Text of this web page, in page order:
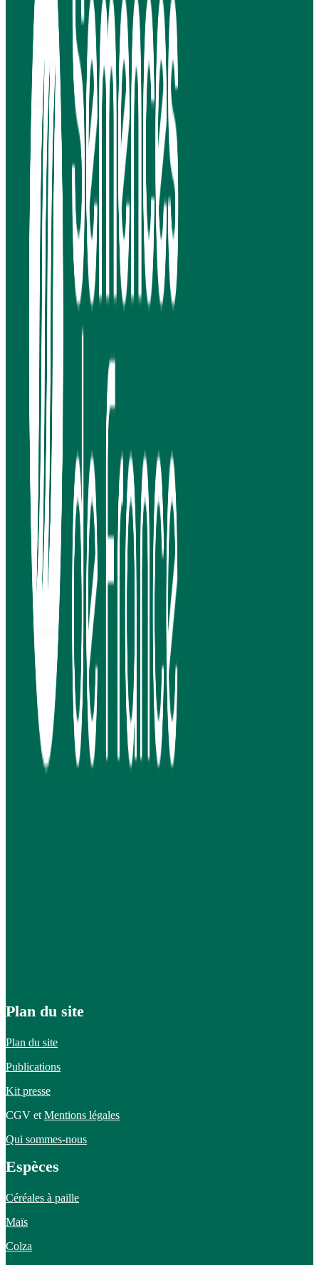
Plan du site
Plan du site
Publications
Kit presse
CGV et Mentions légales
Qui sommes-nous
Espèces
Céréales à paille
Maïs
Colza